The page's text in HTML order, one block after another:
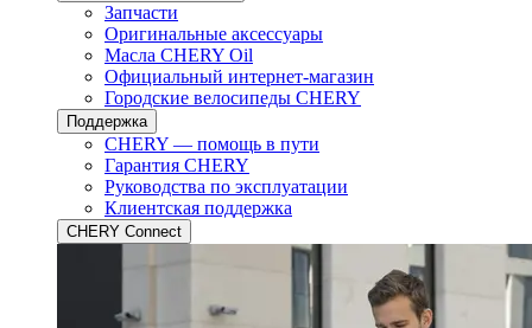
Запчасти
Оригинальные аксессуары
Масла CHERY Oil
Официальный интернет-магазин
Городские велосипеды CHERY
Поддержка
CHERY — помощь в пути
Гарантия CHERY
Руководства по эксплуатации
Клиентская поддержка
CHERY Connect